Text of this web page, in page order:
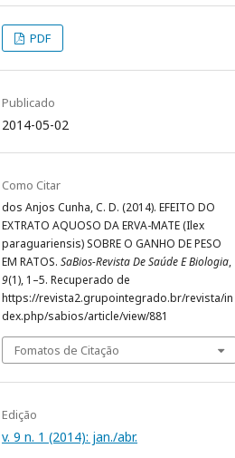
PDF
Publicado
2014-05-02
Como Citar
dos Anjos Cunha, C. D. (2014). EFEITO DO
EXTRATO AQUOSO DA ERVA-MATE (Ilex
paraguariensis) SOBRE O GANHO DE PESO
EM RATOS. SaBios-Revista De Saúde E Biologia,
9(1), 1–5. Recuperado de
https://revista2.grupointegrado.br/revista/in
dex.php/sabios/article/view/881
Fomatos de Citação
Edição
v. 9 n. 1 (2014): jan./abr.